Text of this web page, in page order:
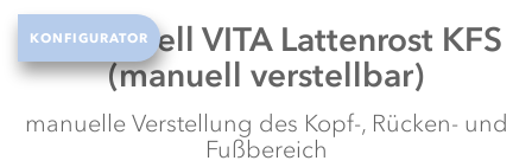
Anfang
der
Bildergalerie
springen
KONFIGURATOR
Dormabell VITA Lattenrost KFS
(manuell verstellbar)
manuelle Verstellung des Kopf-, Rücken- und
Fußbereich